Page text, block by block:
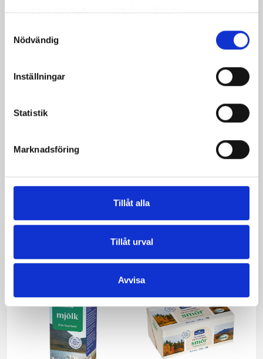
samlat in när du har använt deras tjänster.
Nödvändig
Inställningar
Statistik
Marknadsföring
Tillåt alla
Tillåt urval
Avvisa
Produkter i receptet: